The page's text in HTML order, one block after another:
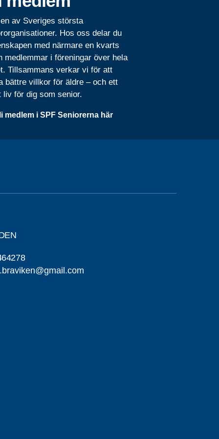
av Sveriges största
Hos oss delar du
med närmare en kvarts
medlemmar i föreningar över hela
Tillsammans verkar vi för att
bättre villkor för äldre – och ett
liv för dig som senior.
medlem i SPF Seniorerna här